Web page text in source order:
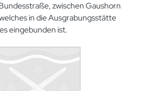
zwischen Gaushorn
in die Ausgrabungsstätte
eingebunden ist.